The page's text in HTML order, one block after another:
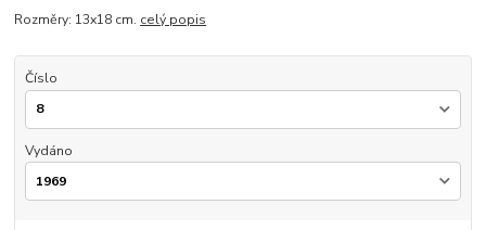
Rozměry: 13x18 cm. celý popis
Číslo
Vydáno